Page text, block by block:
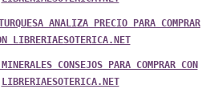
ANALIZA PRECIO PARA COMPRAR
LIBRERIAESOTERICA.NET
CONSEJOS PARA COMPRAR CON
LIBRERIAESOTERICA.NET